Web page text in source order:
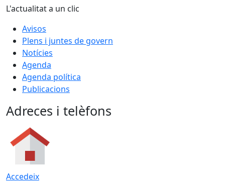
L'actualitat a un clic
Avisos
Plens i juntes de govern
Notícies
Agenda
Agenda política
Publicacions
Adreces i telèfons
Accedeix